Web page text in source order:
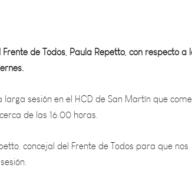
en el HCD de San Martín que comenzó
de las 16.00 horas.
del Frente de Todos para que nos